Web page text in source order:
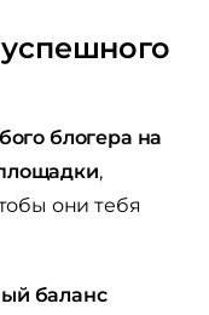
блогера на
,
они тебя
баланс